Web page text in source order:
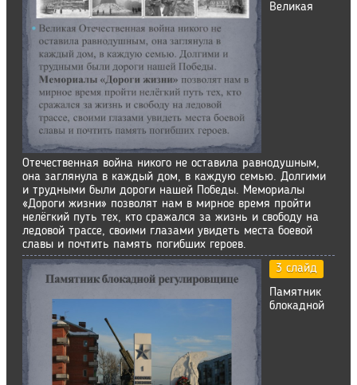
Великая
Отечественная война никого не оставила равнодушным,
она заглянула в каждый дом, в каждую семью. Долгими
и трудными были дороги нашей Победы. Мемориалы
«Дороги жизни» позволят нам в мирное время пройти
нелёгкий путь тех, кто сражался за жизнь и свободу на
ледовой трассе, своими глазами увидеть места боевой
славы и почтить память погибших героев.
3 слайд
Памятник
блокадной